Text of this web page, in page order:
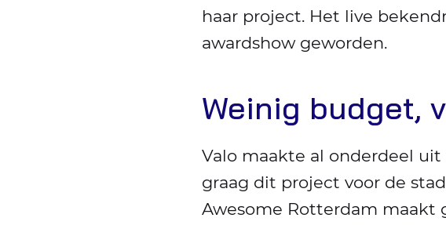
haar project. Het live
awardshow geworden.
Weinig budget,
Valo maakte al onderdeel
graag dit project voor de
Awesome Rotterdam maakt